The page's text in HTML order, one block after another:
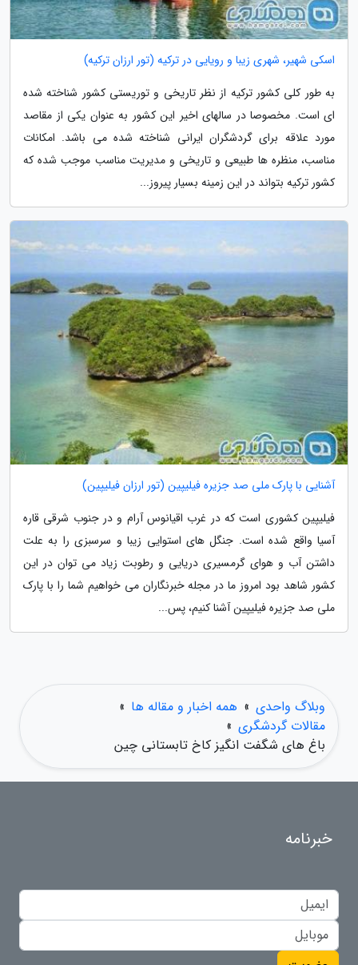
اسکی شهیر، شهری زیبا و رویایی در ترکیه (تور ارزان ترکیه)
به طور کلی کشور ترکیه از نظر تاریخی و توریستی کشور شناخته شده
ای است. مخصوصا در سالهای اخیر این کشور به عنوان یکی از مقاصد
مورد علاقه برای گردشگران ایرانی شناخته شده می باشد. امکانات
مناسب، منظره ها طبیعی و تاریخی و مدیریت مناسب موجب شده که
کشور ترکیه بتواند در این زمینه بسیار پیروز...
آشنایی با پارک ملی صد جزیره فیلیپین (تور ارزان فیلیپین)
فیلیپین کشوری است که در غرب اقیانوس آرام و در جنوب شرقی قاره
آسیا واقع شده است. جنگل های استوایی زیبا و سرسبزی را به علت
داشتن آب و هوای گرمسیری دریایی و رطوبت زیاد می توان در این
کشور شاهد بود امروز ما در مجله خبرنگاران می خواهیم شما را با پارک
ملی صد جزیره فیلیپین آشنا کنیم، پس...
وبلاگ واحدی » همه اخبار و مقاله ها »
مقالات گردشگری »
باغ های شگفت انگیز کاخ تابستانی چین
خبرنامه